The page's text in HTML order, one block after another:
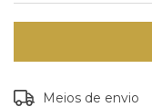
Entregas para o CEP:
Meios de envio